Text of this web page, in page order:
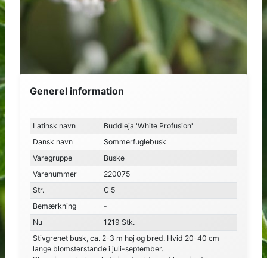
Generel information
Latinsk navn
Buddleja 'White Profusion'
Dansk navn
Sommerfuglebusk
Varegruppe
Buske
Varenummer
220075
Str.
C 5
Bemærkning
-
Nu
1219 Stk.
Stivgrenet busk, ca. 2-3 m høj og bred. Hvid 20-40 cm
lange blomsterstande i juli-september.